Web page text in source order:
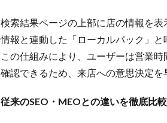
検索結果ページの上部に店の情報を
情報と連動した「ローカルパック」と
この仕組みにより、ユーザーは営業
確認できるため、来店への意思決定を
従来のSEO・MEOとの違いを徹底比較